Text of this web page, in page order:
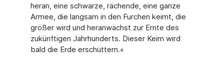
heran, eine schwarze, rächende, eine ganze
Armee, die langsam in den Furchen keimt, die
größer wird und heranwächst zur Ernte des
zukünftigen Jahrhunderts. Dieser Keim wird
bald die Erde erschüttern.«